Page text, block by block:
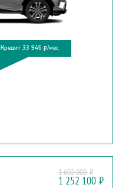
Кредит 33 946 ₽/мес
1 602 000₽
1 252 100 ₽